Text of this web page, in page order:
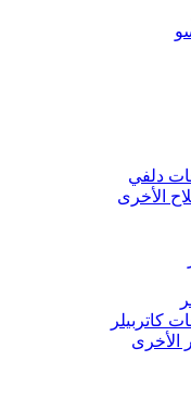
دلفي
الأخرى
كاتربيلر
الأخرى